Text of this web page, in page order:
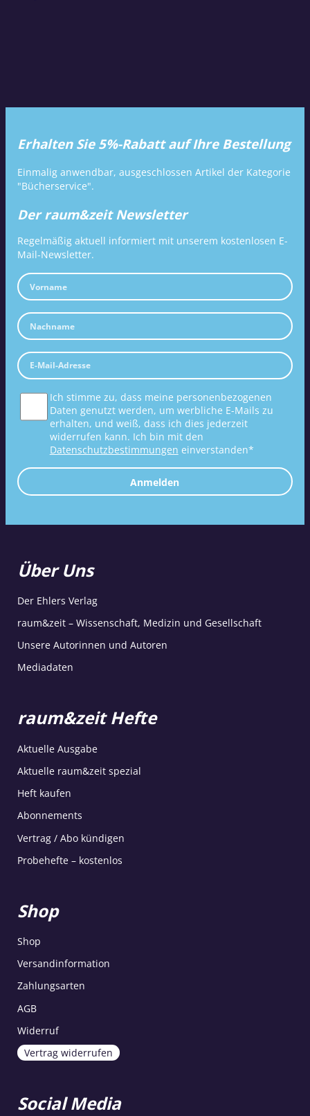
Erhalten Sie 5%-Rabatt auf Ihre Bestellung
Einmalig anwendbar, ausgeschlossen Artikel der Kategorie
"Bücherservice".
Der raum&zeit Newsletter
Regelmäßig aktuell informiert mit unserem kostenlosen E-
Mail-Newsletter.
Ich stimme zu, dass meine personenbezogenen
Daten genutzt werden, um werbliche E-Mails zu
erhalten, und weiß, dass ich dies jederzeit
widerrufen kann. Ich bin mit den
Datenschutzbestimmungen einverstanden*
Anmelden
Über Uns
Der Ehlers Verlag
raum&zeit – Wissenschaft, Medizin und Gesellschaft
Unsere Autorinnen und Autoren
Mediadaten
raum&zeit Hefte
Aktuelle Ausgabe
Aktuelle raum&zeit spezial
Heft kaufen
Abonnements
Vertrag / Abo kündigen
Probehefte – kostenlos
Shop
Shop
Versandinformation
Zahlungsarten
AGB
Widerruf
Vertrag widerrufen
Social Media